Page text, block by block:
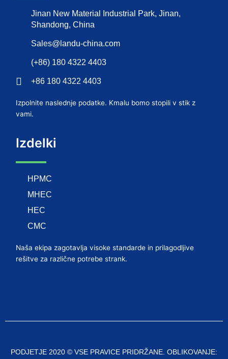
Jinan New Material Industrial Park, Jinan,
Shandong, China
Sales@landu-china.com
(+86) 180 4322 4403
+86 180 4322 4403
Izpolnite naslednje podatke. Kmalu bomo stopili v stik z
vami.
Izdelki
HPMC
MHEC
HEC
CMC
Naša ekipa zagotavlja visoke standarde in prilagodljive
rešitve za različne potrebe strank.
PODJETJE 2020 © VSE PRAVICE PRIDRŽANE. OBLIKOVANJE: